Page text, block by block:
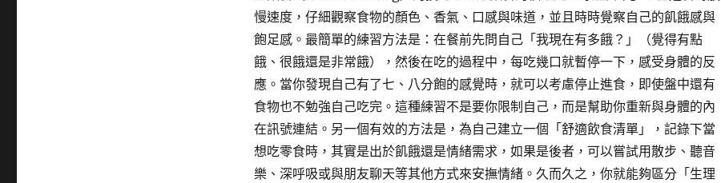
慢速度，仔細觀察食物的顏色、香氣、口感與味道，並且時時覺察自己的飢餓感與
飽足感。最簡單的練習方法是：在餐前先問自己「我現在有多餓？」（覺得有點
餓、很餓還是非常餓），然後在吃的過程中，每吃幾口就暫停一下，感受身體的反
應。當你發現自己有了七、八分飽的感覺時，就可以考慮停止進食，即使盤中還有
食物也不勉強自己吃完。這種練習不是要你限制自己，而是幫助你重新與身體的內
在訊號連結。另一個有效的方法是，為自己建立一個「舒適飲食清單」，記錄下當
想吃零食時，其實是出於飢餓還是情緒需求，如果是後者，可以嘗試用散步、聽音
樂、深呼吸或與朋友聊天等其他方式來安撫情緒。久而久之，你就能夠區分「生理